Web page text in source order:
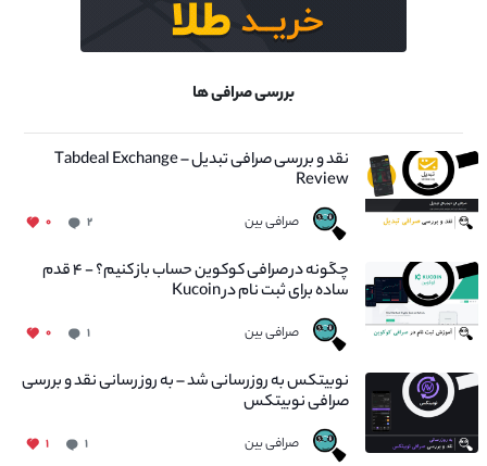
بررسی صرافی ها
نقد و بررسی صرافی تبدیل – Tabdeal Exchange
Review
صرافی بین ۲ ۰
چگونه در صرافی کوکوین حساب باز کنیم؟ - ۴ قدم
ساده برای ثبت نام در Kucoin
صرافی بین ۱ ۰
نوبیتکس به روزرسانی شد – به روز رسانی نقد و بررسی
صرافی نوبیتکس
صرافی بین ۱ ۱